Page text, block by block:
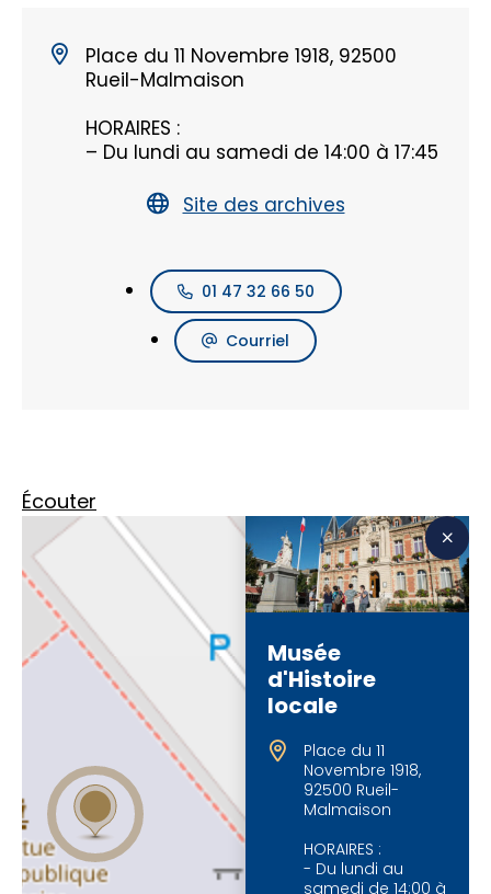
Place du 11 Novembre 1918, 92500
Rueil-Malmaison
HORAIRES :
– Du lundi au samedi de 14:00 à 17:45
Site des archives
01 47 32 66 50
Courriel
Écouter
Musée
d'Histoire
locale
Place du 11
Novembre 1918,
92500 Rueil-
Malmaison
HORAIRES :
- Du lundi au
samedi de 14:00 à